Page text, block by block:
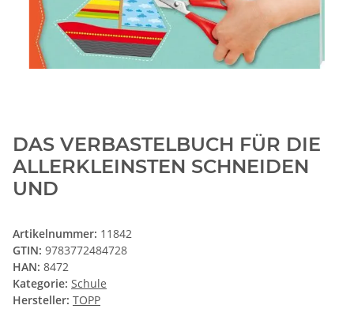
DAS VERBASTELBUCH FÜR DIE
ALLERKLEINSTEN SCHNEIDEN
UND
Artikelnummer: 11842
GTIN: 9783772484728
HAN: 8472
Kategorie: Schule
Hersteller: TOPP